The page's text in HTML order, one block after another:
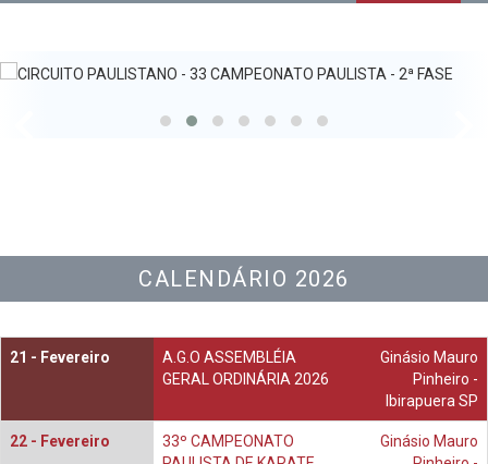
CALENDÁRIO 2026
21 - Fevereiro
A.G.O ASSEMBLÉIA
GERAL ORDINÁRIA 2026
Ginásio Mauro
Pinheiro -
Ibirapuera SP
22 - Fevereiro
33º CAMPEONATO
Ginásio Mauro